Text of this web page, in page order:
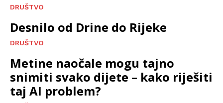
DRUŠTVO
Desnilo od Drine do Rijeke
DRUŠTVO
Metine naočale mogu tajno
snimiti svako dijete – kako riješiti
taj AI problem?